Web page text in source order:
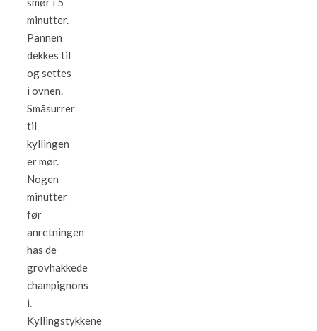
minutter.
Pannen
dekkes til
og settes
i ovnen.
Småsurrer
til
kyllingen
er mør.
Nogen
minutter
før
anretningen
has de
grovhakkede
champignons
i.
Kyllingstykkene